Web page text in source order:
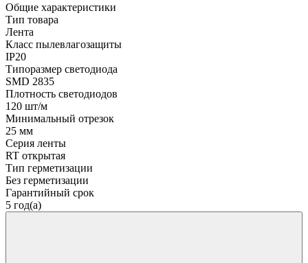
Общие характеристики
Тип товара
Лента
Класс пылевлагозащиты
IP20
Типоразмер светодиода
SMD 2835
Плотность светодиодов
120 шт/м
Минимальный отрезок
25 мм
Серия ленты
RT открытая
Тип герметизации
Без герметизации
Гарантийный срок
5 год(а)